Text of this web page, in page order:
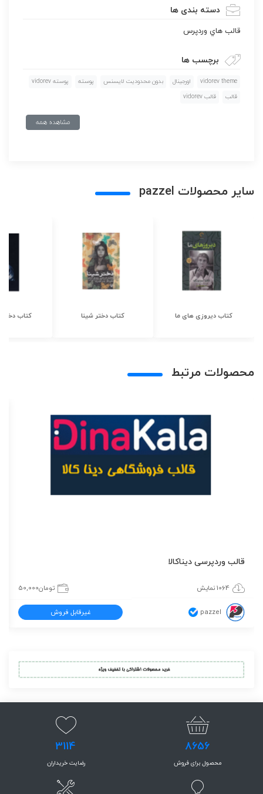
دسته بندی ها
قالب هاي وردپرس
برچسب ها
vidorev theme اورجينال بدون محدوديت لايسنس پوسته
پوسته vidorev
قالب
قالب vidorev
مشاهده همه
سایر محصولات pazzel
کتاب دیروزی های ما کتاب دختر شینا کتاب دختر
محصولات مرتبط
قالب وردپرسی دیناکالا
1064 نمایش تومان50,000
pazzel غیرقابل فروش
8656
محصول برای فروش
3114
رضایت خریداران